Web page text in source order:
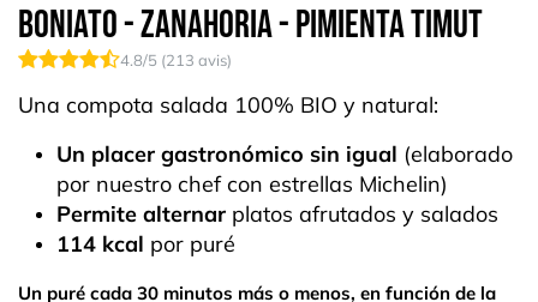
Boniato - Zanahoria - Pimienta Timut
4.8/5 (213 avis)
Una compota salada 100% BIO y natural:
Un placer gastronómico sin igual (elaborado
por nuestro chef con estrellas Michelin)
Permite alternar platos afrutados y salados
114 kcal por puré
Un puré cada 30 minutos más o menos, en función de la